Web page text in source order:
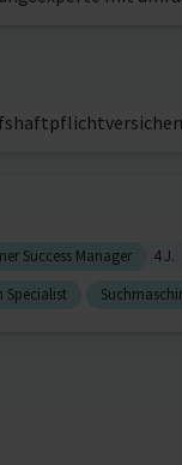
Success Manager 4 J.
Specialist